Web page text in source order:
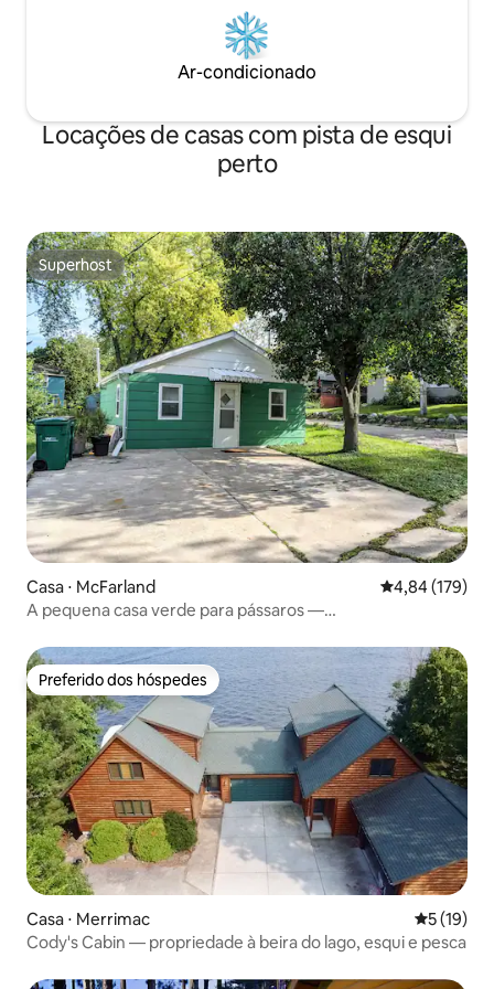
Ar-condicionado
Locações de casas com pista de esqui
perto
Superhost
Superhost
Casa ⋅ McFarland 4,84 de uma
4,84 (179)
A pequena casa verde para pássaros —
Preferido dos hóspedes
Preferido dos hóspedes
Casa ⋅ Merrimac 5 de uma
5 (19)
Cody's Cabin — propriedade à beira do lago, esqui e pesca